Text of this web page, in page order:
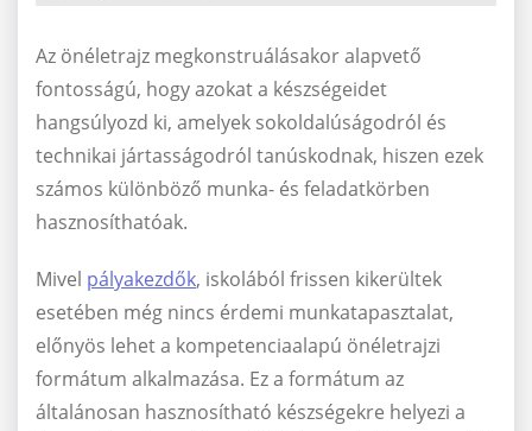
Az önéletrajz megkonstruálásakor alapvető
fontosságú, hogy azokat a készségeidet
hangsúlyozd ki, amelyek sokoldalúságodról és
technikai jártasságodról tanúskodnak, hiszen ezek
számos különböző munka- és feladatkörben
hasznosíthatóak.
Mivel pályakezdők, iskolából frissen kikerültek
esetében még nincs érdemi munkatapasztalat,
előnyös lehet a kompetenciaalapú önéletrajzi
formátum alkalmazása. Ez a formátum az
általánosan hasznosítható készségekre helyezi a